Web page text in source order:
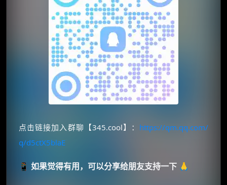
点击链接加入群聊【345.cool】： https://qm.qq.com/
q/d5ctX5blaE
📱 如果觉得有用，可以分享给朋友支持一下 🙏